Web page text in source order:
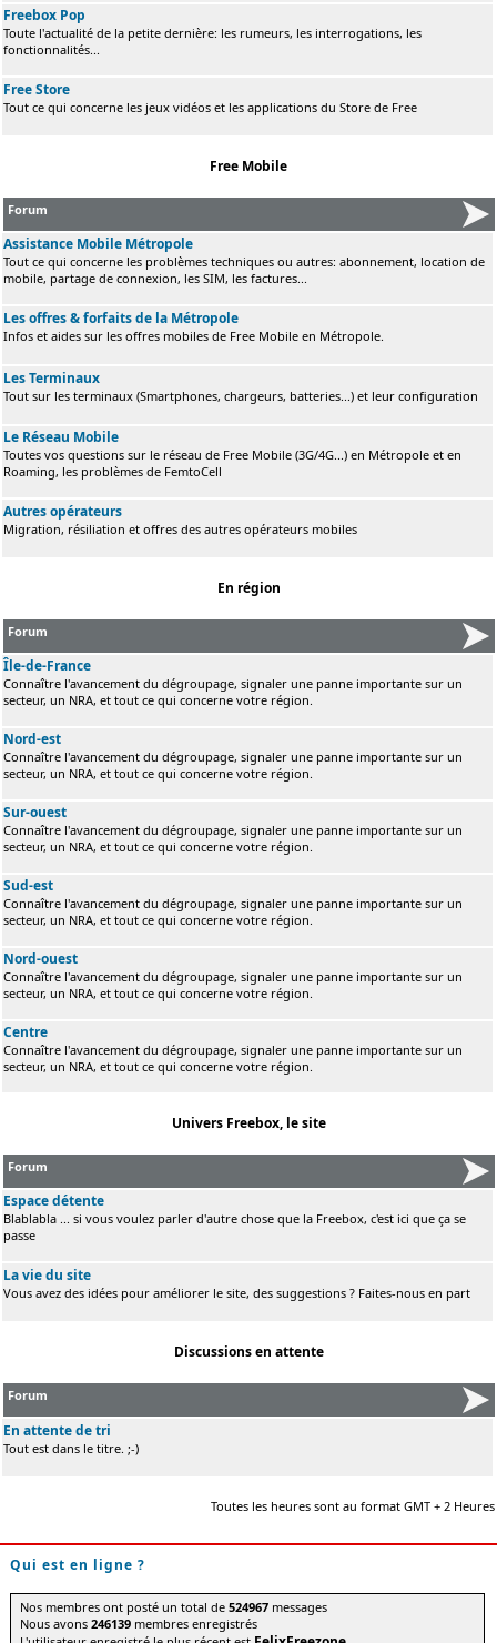
Freebox Pop
Toute l'actualité de la petite dernière: les rumeurs, les interrogations, les
fonctionnalités...
Free Store
Tout ce qui concerne les jeux vidéos et les applications du Store de Free
Free Mobile
Forum
Assistance Mobile Métropole
Tout ce qui concerne les problèmes techniques ou autres: abonnement, location de
mobile, partage de connexion, les SIM, les factures...
Les offres & forfaits de la Métropole
Infos et aides sur les offres mobiles de Free Mobile en Métropole.
Les Terminaux
Tout sur les terminaux (Smartphones, chargeurs, batteries...) et leur configuration
Le Réseau Mobile
Toutes vos questions sur le réseau de Free Mobile (3G/4G...) en Métropole et en
Roaming, les problèmes de FemtoCell
Autres opérateurs
Migration, résiliation et offres des autres opérateurs mobiles
En région
Forum
Île-de-France
Connaître l'avancement du dégroupage, signaler une panne importante sur un
secteur, un NRA, et tout ce qui concerne votre région.
Nord-est
Connaître l'avancement du dégroupage, signaler une panne importante sur un
secteur, un NRA, et tout ce qui concerne votre région.
Sur-ouest
Connaître l'avancement du dégroupage, signaler une panne importante sur un
secteur, un NRA, et tout ce qui concerne votre région.
Sud-est
Connaître l'avancement du dégroupage, signaler une panne importante sur un
secteur, un NRA, et tout ce qui concerne votre région.
Nord-ouest
Connaître l'avancement du dégroupage, signaler une panne importante sur un
secteur, un NRA, et tout ce qui concerne votre région.
Centre
Connaître l'avancement du dégroupage, signaler une panne importante sur un
secteur, un NRA, et tout ce qui concerne votre région.
Univers Freebox, le site
Forum
Espace détente
Blablabla ... si vous voulez parler d'autre chose que la Freebox, c'est ici que ça se
passe
La vie du site
Vous avez des idées pour améliorer le site, des suggestions ? Faites-nous en part
Discussions en attente
Forum
En attente de tri
Tout est dans le titre. ;-)
Toutes les heures sont au format GMT + 2 Heures
Qui est en ligne ?
Nos membres ont posté un total de524967 messages
Nous avons246139 membres enregistrés